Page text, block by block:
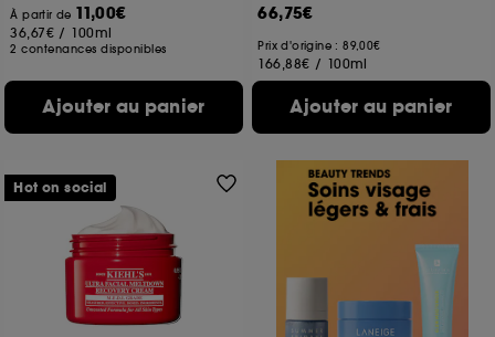
À partir de 11,00€
36,67€ / 100ml
2 contenances disponibles
Ajouter au panier
66,75€
Prix d'origine : 89,00€
166,88€ / 100ml
Ajouter au panier
Hot on social